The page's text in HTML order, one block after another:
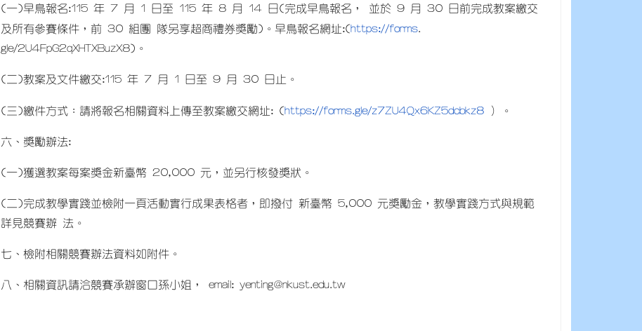
(一)早鳥報名:115 年 7 月 1 日至 115 年 8 月 14 日(完成早鳥報名， 並於 9 月 30 日前完成教案繳交
及所有參賽條件，前 30 組團 隊另享超商禮券獎勵)。早鳥報名網址:(https://forms.
gle/2U4FpG2qXHTXBuzX8)。
(二)教案及文件繳交:115 年 7 月 1 日至 9 月 30 日止。
(三)繳件方式：請將報名相關資料上傳至教案繳交網址: (https://forms.gle/z7ZU4Qx6KZ5dcbkz8 ）。
六、獎勵辦法:
(一)獲選教案每案獎金新臺幣 20,000 元，並另行核發獎狀。
(二)完成教學實踐並檢附一頁活動實行成果表格者，即撥付 新臺幣 5,000 元獎勵金，教學實踐方式與規範
詳見競賽辦 法。
七、檢附相關競賽辦法資料如附件。
八、相關資訊請洽競賽承辦窗口孫小姐， email: yenting@nkust.edu.tw